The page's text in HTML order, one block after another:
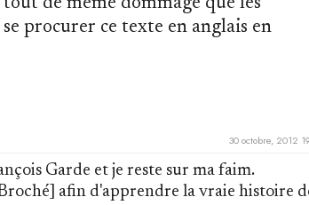
de même dommage que les
procurer ce texte en anglais en
30 octobre, 2012
Garde et je reste sur ma faim.
afin d'apprendre la vraie histoire